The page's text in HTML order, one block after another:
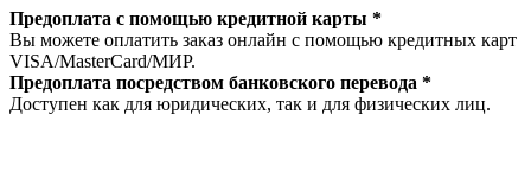
Предоплата с помощью кредитной карты *
Вы можете оплатить заказ онлайн с помощью кредитных карт
VISA/MasterСard/МИР.
Предоплата посредством банковского перевода *
Доступен как для юридических, так и для физических лиц.